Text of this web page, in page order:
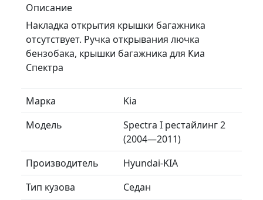
Описание
Накладка открытия крышки багажника
отсутствует. Ручка открывания лючка
бензобака, крышки багажника для Киа
Спектра
Марка
Kia
Модель
Spectra I рестайлинг 2
(2004—2011)
Производитель
Hyundai-KIA
Тип кузова
Седан